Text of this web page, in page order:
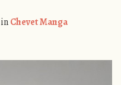
inChevet Manga